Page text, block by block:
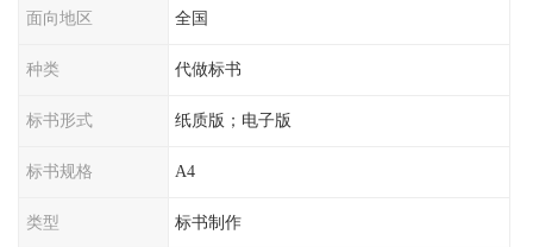
面向地区 全国
种类 代做标书
标书形式 纸质版；电子版
标书规格 A4
类型 标书制作